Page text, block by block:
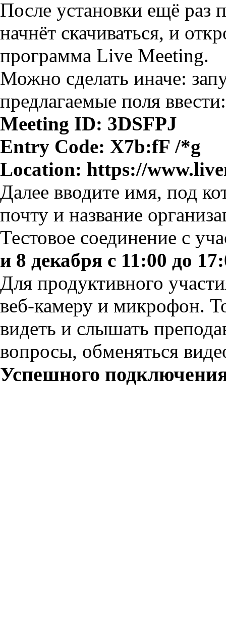
После установки ещё раз
начнёт скачиваться, и
программа Live Meeting.
Можно сделать иначе:
предлагаемые поля ввести:
Meeting ID: 3DSFPJ
Entry Code: X7b:fF /*g
Location: https://
Далее вводите имя, под
почту и название
Тестовое соединение с
и 8 декабря с 11:00 до
Для продуктивного
веб-камеру и микрофон.
видеть и слышать
вопросы, обменяться
Успешного